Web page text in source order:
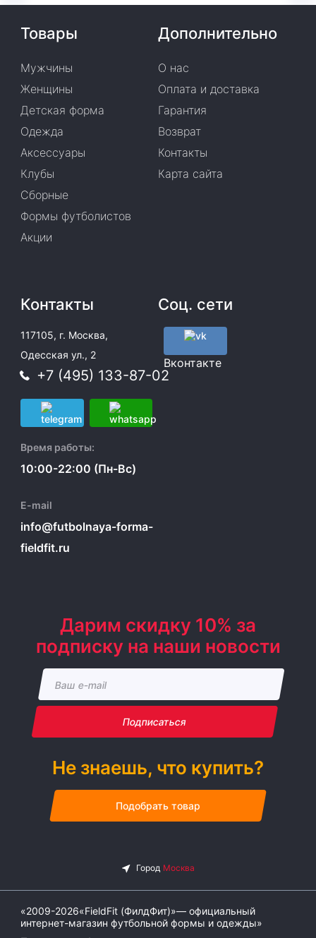
Товары
Мужчины
Женщины
Детская форма
Одежда
Аксессуары
Клубы
Сборные
Формы футболистов
Акции
Дополнительно
О нас
Оплата и доставка
Гарантия
Возврат
Контакты
Карта сайта
Контакты
117105, г. Москва,
Одесская ул., 2
+7 (495) 133-87-02
Время работы:
10:00-22:00 (Пн-Вс)
E-mail
info@futbolnaya-forma-
fieldfit.ru
Соц. сети
Вконтакте
Дарим скидку 10% за
подписку на наши новости
Подписаться
Не знаешь, что купить?
Подобрать товар
«2009-2026«FieldFit (ФилдФит)»— официальный
интернет-магазин футбольной формы и одежды»